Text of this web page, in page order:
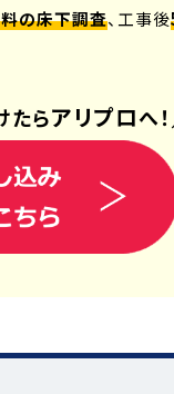
の床下調査、工事後
たらアリプロへ！